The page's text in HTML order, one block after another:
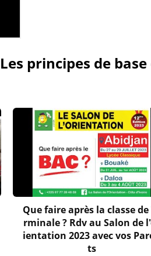
principes de
Que faire après la classe de
rminale ? Rdv au Salon de
ientation 2023 avec vos
ts